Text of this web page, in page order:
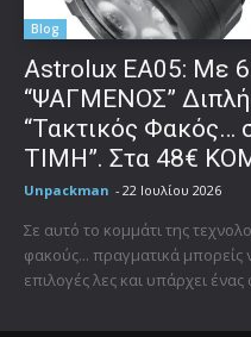
Blog
Astrolux ΕΑ05: Με
“ΨΑΓΜΕΝΟΣ”
“Τακτικός Φακός…
ΤΙΜΗ”. Στα 48€
Unpackman - 22 Ιουλίου 2026
Σε αυτό το κομμάτι της
φακούς... πραγματικά μπορείς
επιλογές λες και υπάρχει ένας